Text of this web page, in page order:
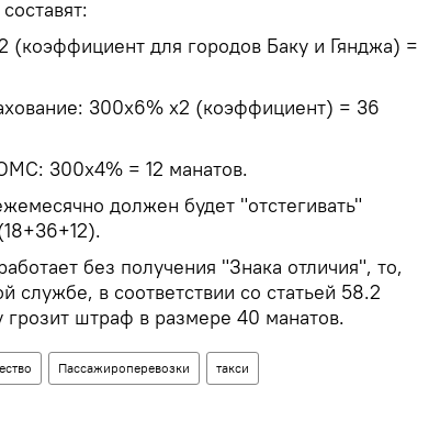
(коэффициент для городов Баку и Гянджа) =
300х6% х2 (коэффициент) = 36
300х4% = 12 манатов.
должен будет "отстегивать"
без получения "Знака отличия", то,
службе, в соответствии со статьей 58.2
грозит штраф в размере 40 манатов.
Пассажироперевозки такси